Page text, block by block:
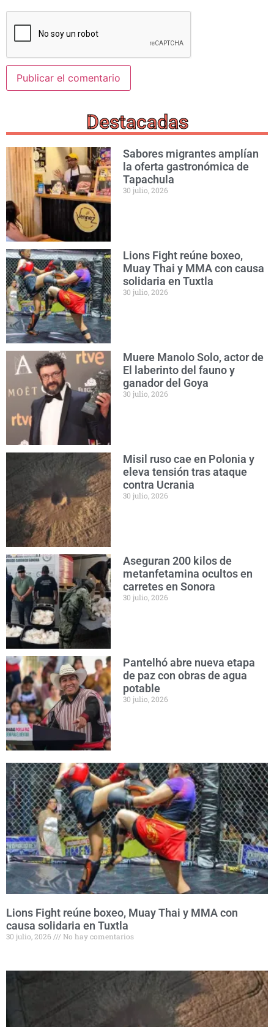
Destacadas
Sabores migrantes amplían
la oferta gastronómica de
Tapachula
30 julio, 2026
Lions Fight reúne boxeo,
Muay Thai y MMA con causa
solidaria en Tuxtla
30 julio, 2026
Muere Manolo Solo, actor de
El laberinto del fauno y
ganador del Goya
30 julio, 2026
Misil ruso cae en Polonia y
eleva tensión tras ataque
contra Ucrania
30 julio, 2026
Aseguran 200 kilos de
metanfetamina ocultos en
carretes en Sonora
30 julio, 2026
Pantelhó abre nueva etapa
de paz con obras de agua
potable
30 julio, 2026
Lions Fight reúne boxeo, Muay Thai y MMA con
causa solidaria en Tuxtla
30 julio, 2026 No hay comentarios